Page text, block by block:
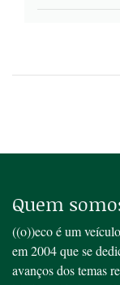
Quem
((o))eco é um
em 2004 que se
avanços dos temas